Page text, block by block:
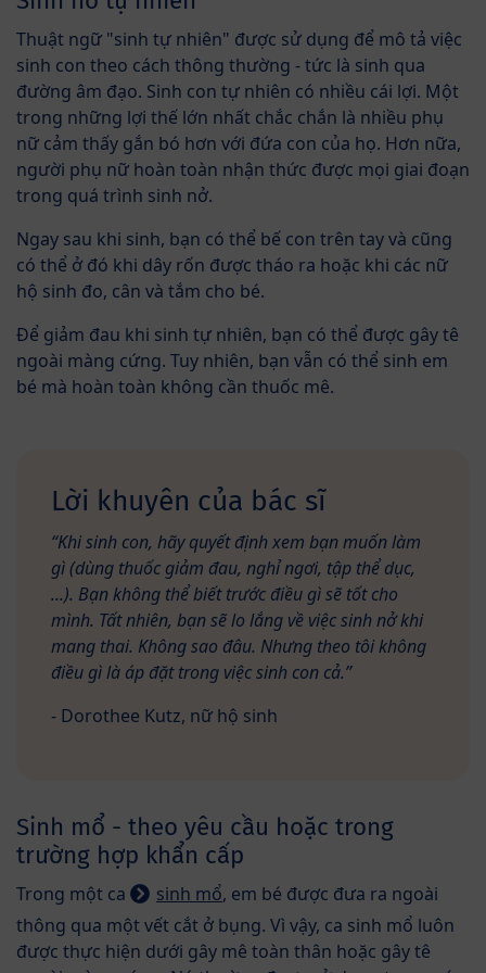
Thuật ngữ "sinh tự nhiên" được sử dụng để mô tả việc
sinh con theo cách thông thường - tức là sinh qua
đường âm đạo. Sinh con tự nhiên có nhiều cái lợi. Một
trong những lợi thế lớn nhất chắc chắn là nhiều phụ
nữ cảm thấy gắn bó hơn với đứa con của họ. Hơn nữa,
người phụ nữ hoàn toàn nhận thức được mọi giai đoạn
trong quá trình sinh nở.
Ngay sau khi sinh, bạn có thể bế con trên tay và cũng
có thể ở đó khi dây rốn được tháo ra hoặc khi các nữ
hộ sinh đo, cân và tắm cho bé.
Để giảm đau khi sinh tự nhiên, bạn có thể được gây tê
ngoài màng cứng. Tuy nhiên, bạn vẫn có thể sinh em
bé mà hoàn toàn không cần thuốc mê.
Lời khuyên của bác sĩ
“Khi sinh con, hãy quyết định xem bạn muốn làm
gì (dùng thuốc giảm đau, nghỉ ngơi, tập thể dục,
...). Bạn không thể biết trước điều gì sẽ tốt cho
mình. Tất nhiên, bạn sẽ lo lắng về việc sinh nở khi
mang thai. Không sao đâu. Nhưng theo tôi không
điều gì là áp đặt trong việc sinh con cả.”
- Dorothee Kutz, nữ hộ sinh
Sinh mổ - theo yêu cầu hoặc trong
trường hợp khẩn cấp
Trong một ca sinh mổ, em bé được đưa ra ngoài
thông qua một vết cắt ở bụng. Vì vậy, ca sinh mổ luôn
được thực hiện dưới gây mê toàn thân hoặc gây tê